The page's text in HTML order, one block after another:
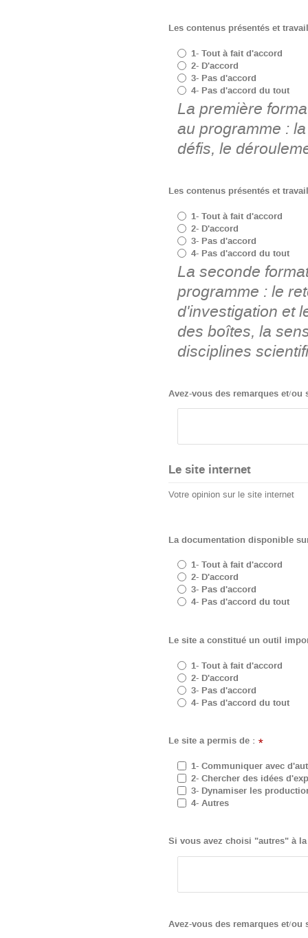
Les contenus présentés et
1- Tout à fait d'accord
2- D'accord
3- Pas d'accord
4- Pas d'accord du tout
La première
au programme :
défis, le
Les contenus présentés et
1- Tout à fait d'accord
2- D'accord
3- Pas d'accord
4- Pas d'accord du tout
La seconde
programme : le
d'investigation et
des boîtes, la
disciplines
Avez-vous des remarques et/
Le site internet
Votre opinion sur le site internet
La documentation disponible
1- Tout à fait d'accord
2- D'accord
3- Pas d'accord
4- Pas d'accord du tout
Le site a constitué un outil
1- Tout à fait d'accord
2- D'accord
3- Pas d'accord
4- Pas d'accord du tout
Le site a permis de : *
1- Communiquer avec
2- Chercher des idées
3- Dynamiser les
4- Autres
Si vous avez choisi "autres" à
Avez-vous des remarques et/